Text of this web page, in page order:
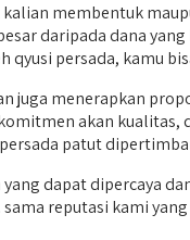
membentuk
daripada dana
persada, kamu
menerapkan
akan
patut
dapat dipercaya
reputasi kami